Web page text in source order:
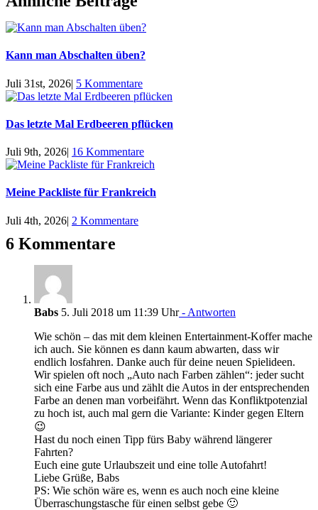
Kann man Abschalten üben?
Juli 31st, 2026| 5 Kommentare
Das letzte Mal Erdbeeren pflücken
Juli 9th, 2026| 16 Kommentare
Meine Packliste für Frankreich
Juli 4th, 2026| 2 Kommentare
6 Kommentare
Babs 5. Juli 2018 um 11:39 Uhr- Antworten
Wie schön – das mit dem kleinen Entertainment-Koffer mache
ich auch. Sie können es dann kaum abwarten, dass wir
endlich losfahren. Danke auch für deine neuen Spielideen.
Wir spielen oft noch „Auto nach Farben zählen“: jeder sucht
sich eine Farbe aus und zählt die Autos in der entsprechenden
Farbe an denen man vorbeifährt. Wenn das Konfliktpotenzial
zu hoch ist, auch mal gern die Variante: Kinder gegen Eltern
😉
Hast du noch einen Tipp fürs Baby während längerer
Fahrten?
Euch eine gute Urlaubszeit und eine tolle Autofahrt!
Liebe Grüße, Babs
PS: Wie schön wäre es, wenn es auch noch eine kleine
Überraschungstasche für einen selbst gebe 🙂